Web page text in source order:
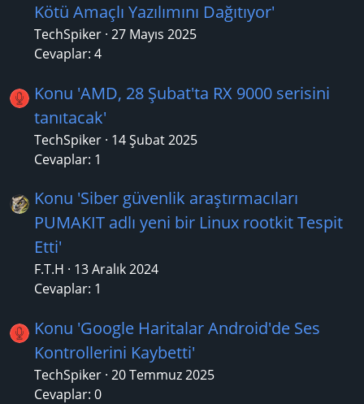
Kötü Amaçlı Yazılımını Dağıtıyor'
TechSpiker 27 Mayıs 2025
Cevaplar: 4
Konu 'AMD, 28 Şubat'ta RX 9000 serisini
tanıtacak'
TechSpiker 14 Şubat 2025
Cevaplar: 1
Konu 'Siber güvenlik araştırmacıları
PUMAKIT adlı yeni bir Linux rootkit Tespit
Etti'
F.T.H
13 Aralık 2024
Cevaplar: 1
Konu 'Google Haritalar Android'de Ses
Kontrollerini Kaybetti'
TechSpiker 20 Temmuz 2025
Cevaplar: 0